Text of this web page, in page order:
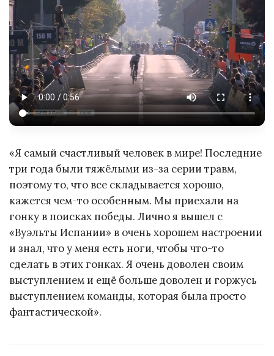
«Я самый счастливый человек в мире! Последние
три года были тяжёлыми из-за серии травм,
поэтому то, что все складывается хорошо,
кажется чем-то особенным. Мы приехали на
гонку в поисках победы. Лично я вышел с
«Вуэльты Испании» в очень хорошем настроении
и знал, что у меня есть ноги, чтобы что-то
сделать в этих гонках. Я очень доволен своим
выступлением и ещё больше доволен и горжусь
выступлением команды, которая была просто
фантастической».